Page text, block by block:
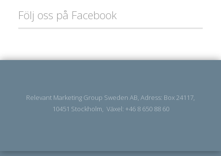
Följ oss på Facebook
Relevant Marketing Group Sweden AB, Adress: Box 24117,
10451 Stockholm, Växel: +46 8 650 88 60